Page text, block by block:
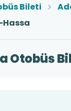
Bileti
Otobüs